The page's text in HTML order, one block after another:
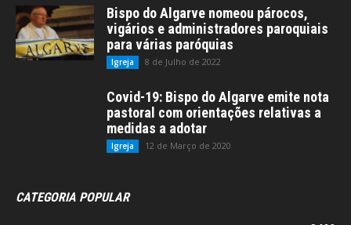
Bispo do Algarve nomeou párocos,
vigários e administradores paroquiais
para várias paróquias
Igreja 8 de Julho de 2022
Covid-19: Bispo do Algarve emite nota
pastoral com orientações relativas a
medidas a adotar
Igreja 12 de Março de 2020
CATEGORIA POPULAR